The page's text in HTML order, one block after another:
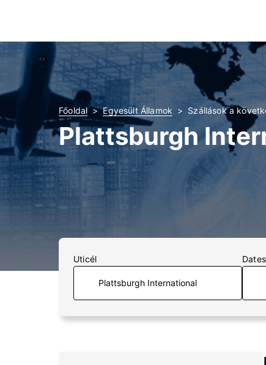
Főoldal Egyesült Államok Szállások a
Plattsburgh
Uticél Dates